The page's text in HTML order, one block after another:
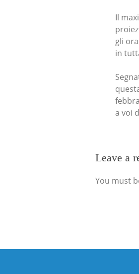
Il
gli
in
a voi
Leave a
You must